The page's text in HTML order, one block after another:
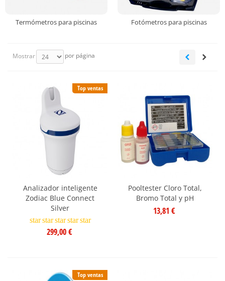
Termómetros para piscinas Fotómetros para piscinas
Mostrar por página
Top ventas
Analizador inteligente
Zodiac Blue Connect
Silver
star star star star star
299,00 €
Pooltester Cloro Total,
Bromo Total y pH
13,81 €
Top ventas